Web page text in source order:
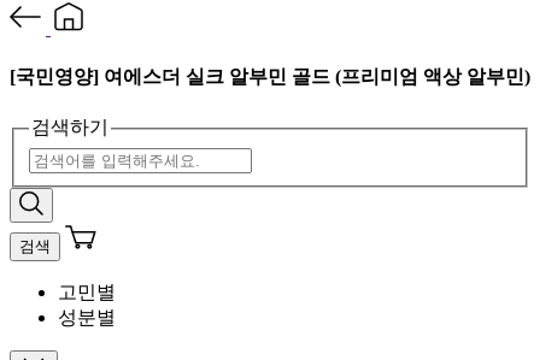
[국민영양] 여에스더 실크 알부민 골드 (프리미엄 액상 알부민)
검색하기
검색
고민별
성분별